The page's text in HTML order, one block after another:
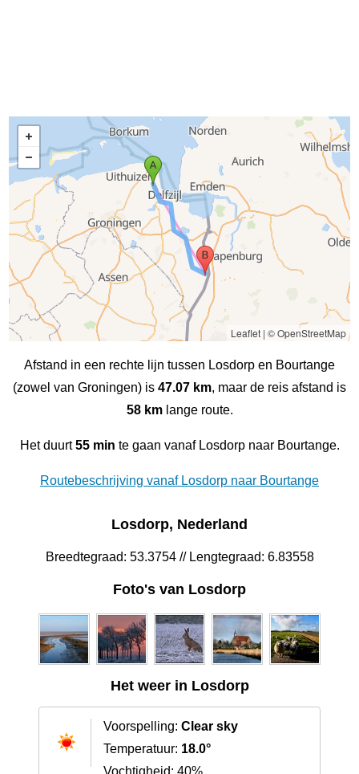
Leaflet| © OpenStreetMap
Afstand in een rechte lijn tussen Losdorp en Bourtange
(zowel van Groningen) is 47.07 km, maar de reis afstand is
58 kmlange route.
Het duurt55 min te gaan vanaf Losdorp naar Bourtange.
Routebeschrijving vanaf Losdorp naar Bourtange
Losdorp, Nederland
Breedtegraad: 53.3754 // Lengtegraad: 6.83558
Foto's van Losdorp
Het weer in Losdorp
Voorspelling: Clear sky
Temperatuur: 18.0°